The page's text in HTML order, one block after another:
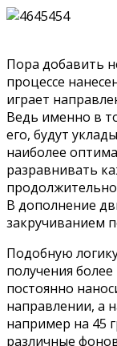
Пора добавить
процессе
играет
Ведь именно в
его, будут
наиболее
разравнивать
В дополнение
закручиванием
Подобную
получения
постоянно
направлении, а
например на 45
различные